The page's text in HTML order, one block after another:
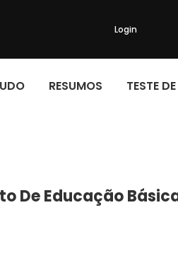
Login
RESUMOS TESTE
De Educação